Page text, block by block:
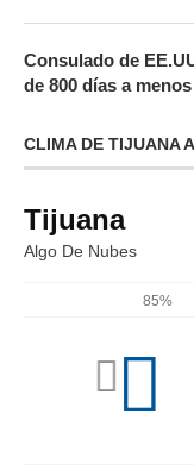
Consulado de
de 800 días a
CLIMA DE TIJUANA
Tijuana
Algo De Nubes
85%